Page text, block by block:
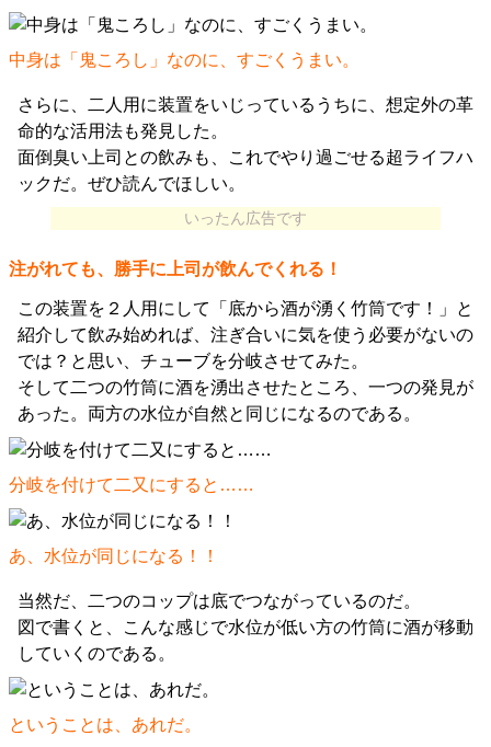
中身は「鬼ころし」なのに、すごくうまい。
さらに、二人用に装置をいじっているうちに、想定外の革
命的な活用法も発見した。
面倒臭い上司との飲みも、これでやり過ごせる超ライフハ
ックだ。ぜひ読んでほしい。
いったん広告です
注がれても、勝手に上司が飲んでくれる！
この装置を２人用にして「底から酒が湧く竹筒です！」と
紹介して飲み始めれば、注ぎ合いに気を使う必要がないの
では？と思い、チューブを分岐させてみた。
そして二つの竹筒に酒を湧出させたところ、一つの発見が
あった。両方の水位が自然と同じになるのである。
分岐を付けて二又にすると……
あ、水位が同じになる！！
当然だ、二つのコップは底でつながっているのだ。
図で書くと、こんな感じで水位が低い方の竹筒に酒が移動
していくのである。
ということは、あれだ。